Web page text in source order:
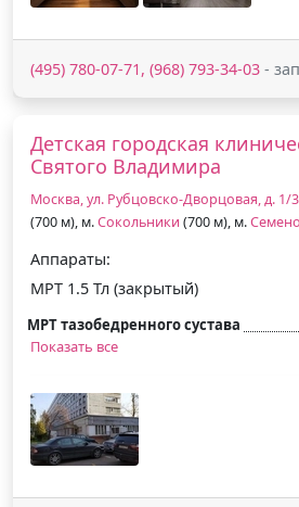
(495) 780-07-71, (968) 793-34-03 -
Детская городская
Святого Владимира
Москва, ул. Рубцовско-Дворцовая, д. 1/3
(700 м), м.Сокольники (700 м), м.
Аппараты:
МРТ 1.5 Тл (закрытый)
МРТ тазобедренного сустава
Показать все